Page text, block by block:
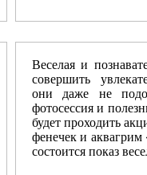
Веселая и
совершить
они даже не
фотосессия и
будет проходить
фенечек и
состоится показ